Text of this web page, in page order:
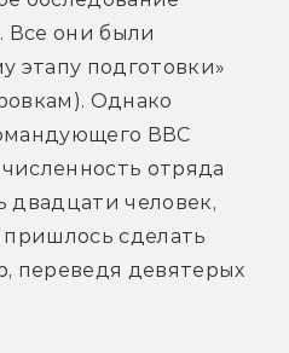
Все они были
этапу подготовки»
Однако
ВВС
отряда
двадцати человек,
сделать
переведя девятерых